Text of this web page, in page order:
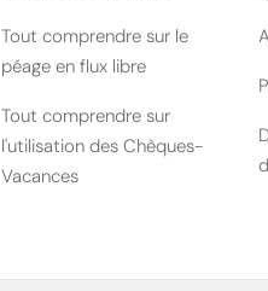
Tout comprendre sur le
péage en flux libre
Tout comprendre sur
l'utilisation des Chèques-
Vacances